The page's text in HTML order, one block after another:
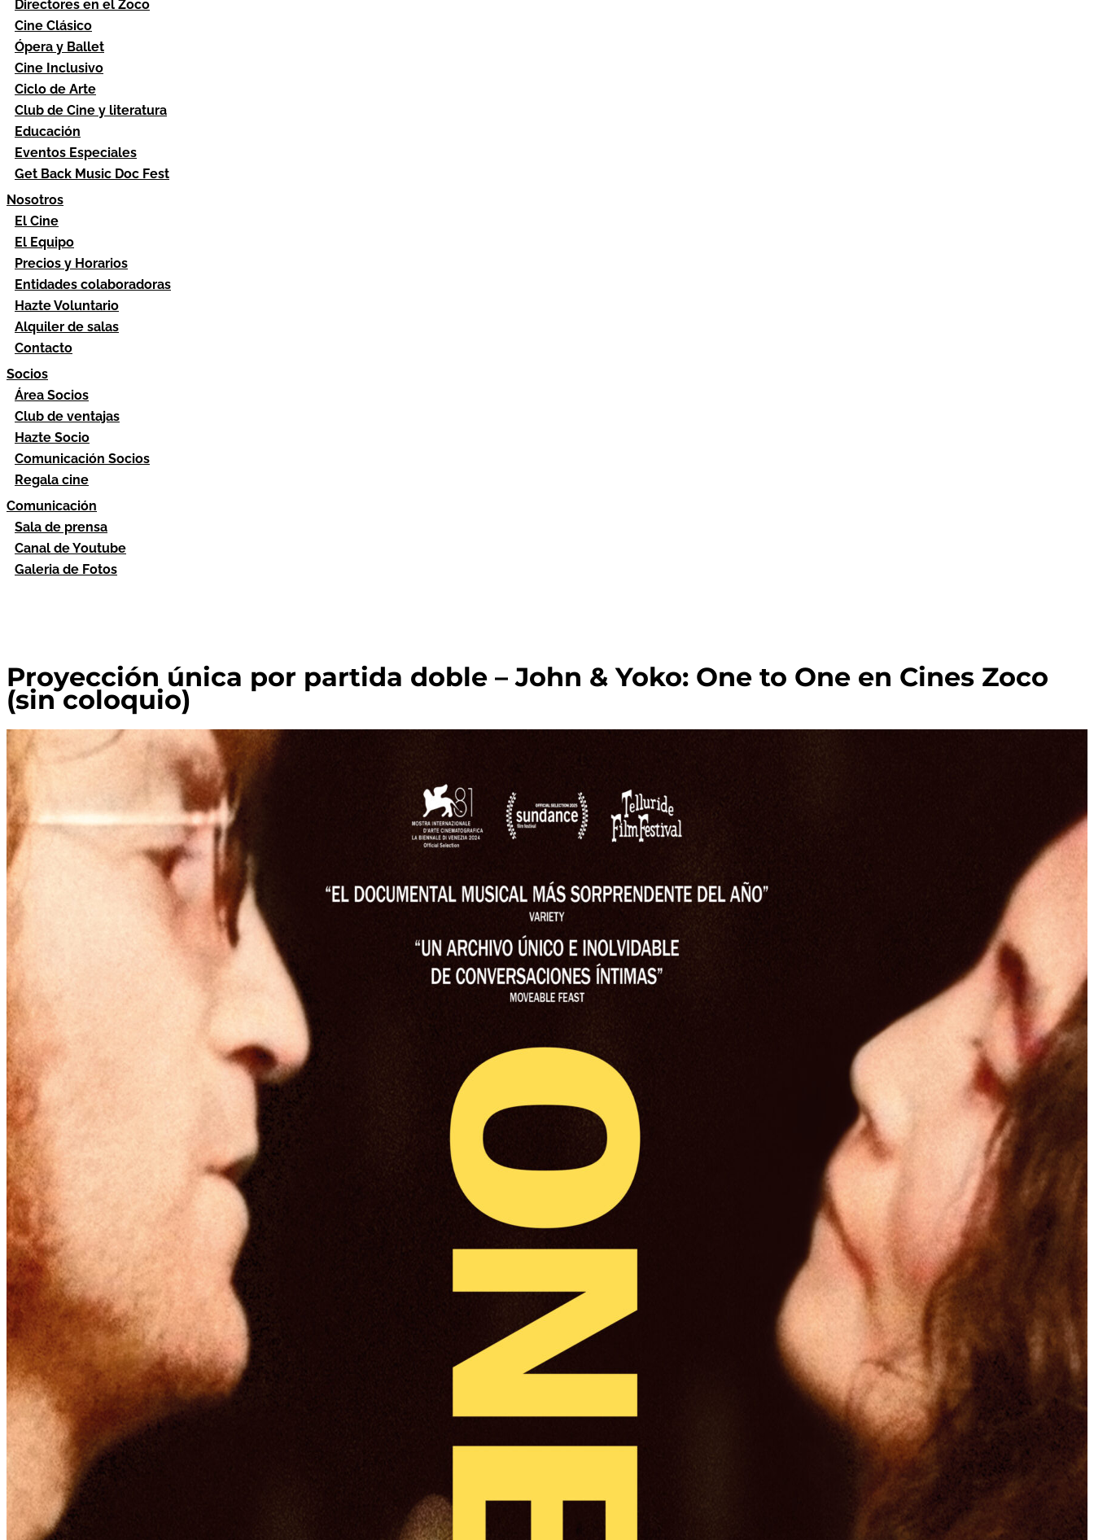
Directores en el Zoco
Cine Clásico
Ópera y Ballet
Cine Inclusivo
Ciclo de Arte
Club de Cine y literatura
Educación
Eventos Especiales
Get Back Music Doc Fest
Nosotros
El Cine
El Equipo
Precios y Horarios
Entidades colaboradoras
Hazte Voluntario
Alquiler de salas
Contacto
Socios
Área Socios
Club de ventajas
Hazte Socio
Comunicación Socios
Regala cine
Comunicación
Sala de prensa
Canal de Youtube
Galeria de Fotos
Proyección única por partida doble – John & Yoko: One to One en Cines Zoco
(sin coloquio)